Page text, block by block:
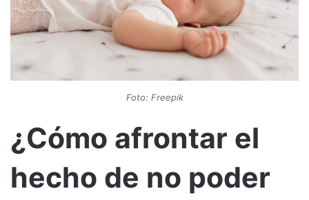
Foto: Freepik
¿Cómo afrontar el
hecho de no poder